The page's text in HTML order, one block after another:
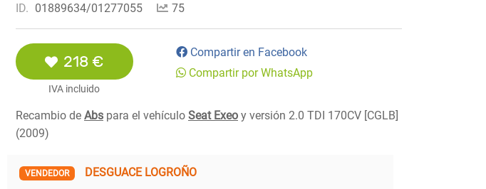
ID. 01889634/01277055 75
218 €
IVA incluido
Compartir en Facebook
Compartir por WhatsApp
Recambio de Abs para el vehículo Seat Exeo y versión 2.0 TDI 170CV [CGLB]
(2009)
VENDEDOR
DESGUACE LOGROÑO